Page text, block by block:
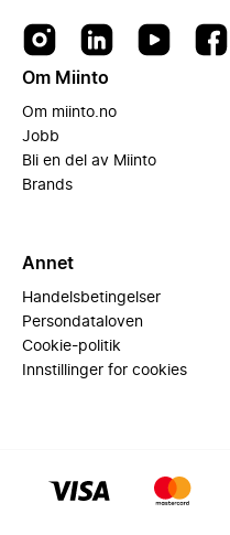
Om Miinto
Om miinto.no
Jobb
Bli en del av Miinto
Brands
Annet
Handelsbetingelser
Persondataloven
Cookie-politik
Innstillinger for cookies